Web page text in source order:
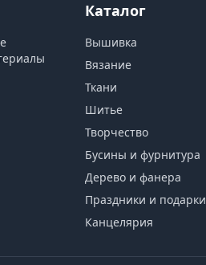
Каталог
Вышивка
Вязание
Ткани
Шитье
Творчество
Бусины и фурнитура
Дерево и фанера
Праздники и подарки
Канцелярия